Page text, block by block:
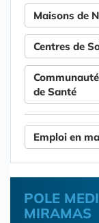
Maisons de
Centres de
de Santé
Emploi en
POLE
MIRAMAS